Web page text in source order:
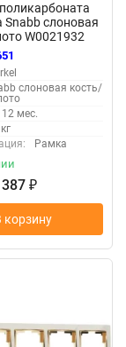
Snabb слоновая
W0021932
слоновая кость/
12 мес.
Рамка
387 ₽
корзину